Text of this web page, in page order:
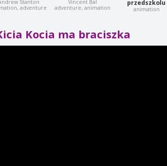
Stanton
adventure
Vincent Bal
adventure, animation
przedszkolu
animation
Kocia ma braciszka